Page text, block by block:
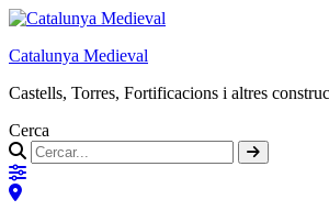
Catalunya Medieval
Castells, Torres, Fortificacions i altres
Cerca